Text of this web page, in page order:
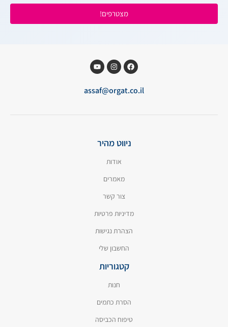
מצטרפים!
assaf@orgat.co.il
ניווט מהיר
אודות
מאמרים
צור קשר
מדיניות פרטיות
הצהרת נגישות
החשבון שלי
קטגוריות
חנות
הסרת כתמים
טיפוח הכביסה